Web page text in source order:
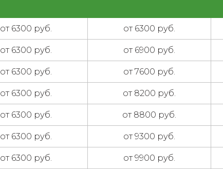
от 6300 руб. от 6300 руб.
от 6300 руб. от 6900 руб.
от 6300 руб. от 7600 руб.
от 6300 руб. от 8200 руб.
от 6300 руб. от 8800 руб.
от 6300 руб. от 9300 руб.
от 6300 руб. от 9900 руб.